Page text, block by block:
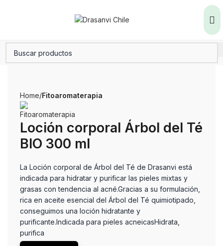
Home Fitoaromaterapia
Loción corporal Árbol del Té
BIO 300 ml
La Loción corporal de Árbol del Té de Drasanvi está
indicada para hidratar y purificar las pieles mixtas y
grasas con tendencia al acné.Gracias a su formulación,
rica en aceite esencial del Árbol del Té quimiotipado,
conseguimos una loción hidratante y
purificante.Indicada para pieles acneicasHidrata,
purifica